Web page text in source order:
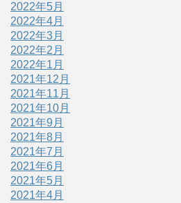
2022年5月
2022年4月
2022年3月
2022年2月
2022年1月
2021年12月
2021年11月
2021年10月
2021年9月
2021年8月
2021年7月
2021年6月
2021年5月
2021年4月